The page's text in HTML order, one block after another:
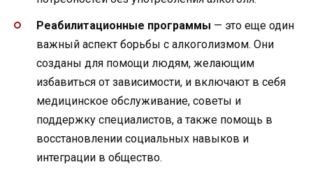
Реабилитационные программы — это еще один
важный аспект борьбы с алкоголизмом. Они
созданы для помощи людям, желающим
избавиться от зависимости, и включают в себя
медицинское обслуживание, советы и
поддержку специалистов, а также помощь в
восстановлении социальных навыков и
интеграции в общество.